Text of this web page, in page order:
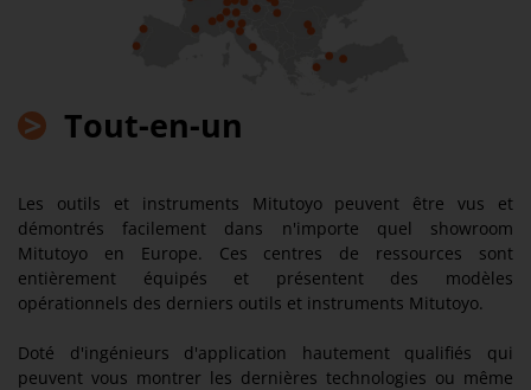
> Tout-en-un
Les outils et instruments Mitutoyo peuvent être vus et
démontrés facilement dans n'importe quel showroom
Mitutoyo en Europe. Ces centres de ressources sont
entièrement équipés et présentent des modèles
opérationnels des derniers outils et instruments Mitutoyo.
Doté d'ingénieurs d'application hautement qualifiés qui
peuvent vous montrer les dernières technologies ou même